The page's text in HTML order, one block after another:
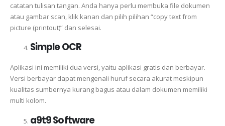
catatan tulisan tangan. Anda hanya perlu membuka file dokumen
atau gambar scan, klik kanan dan pilih pilihan “copy text from
picture (printout)” dan selesai.
Simple OCR
Aplikasi ini memiliki dua versi, yaitu aplikasi gratis dan berbayar.
Versi berbayar dapat mengenali huruf secara akurat meskipun
kualitas sumbernya kurang bagus atau dalam dokumen memiliki
multi kolom.
a9t9 Software